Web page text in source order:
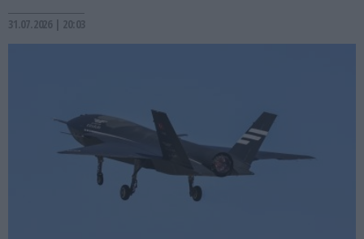
31.07.2026 | 20:03